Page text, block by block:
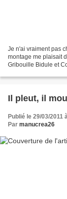
Je n'ai vraiment pas
montage me plaisait
Gribouille Bidule et
Il pleut, il
Publié le 29/03/2011
Par manucrea26